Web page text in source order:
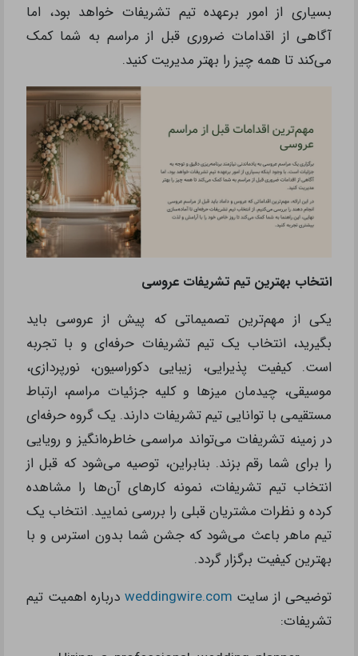
بسیاری از امور برعهده تیم تشریفات خواهد بود، اما
آگاهی از اقدامات ضروری قبل از مراسم به شما کمک
می‌کند تا همه چیز را بهتر مدیریت کنید.
انتخاب بهترین تیم تشریفات عروسی
یکی از مهم‌ترین تصمیماتی که پیش از عروسی باید
بگیرید، انتخاب یک تیم تشریفات حرفه‌ای و با تجربه
است. کیفیت پذیرایی، زیبایی دکوراسیون، نورپردازی،
موسیقی، چیدمان میزها و کلیه جزئیات مراسم، ارتباط
مستقیمی با توانایی تیم تشریفات دارند. یک گروه حرفه‌ای
در زمینه تشریفات می‌تواند مراسمی خاطره‌انگیز و رویایی
را برای شما رقم بزند. بنابراین، توصیه می‌شود که قبل از
انتخاب تیم تشریفات، نمونه کارهای آن‌ها را مشاهده
کرده و نظرات مشتریان قبلی را بررسی نمایید. انتخاب یک
تیم ماهر باعث می‌شود که جشن شما بدون استرس و با
بهترین کیفیت برگزار گردد.
توضیحی از سایت weddingwire.com درباره اهمیت تیم
تشریفات: